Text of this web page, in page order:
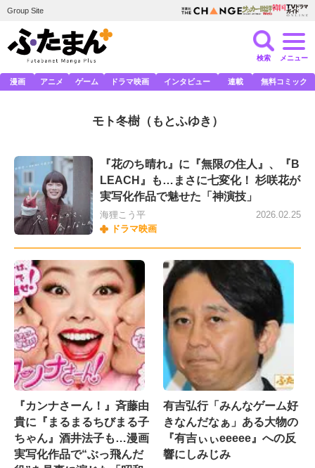
Group Site
検索 メニュー
漫画 アニメ ゲーム ドラマ映画 インタビュー 連載 無料コミック
モト冬樹（もとふゆき）
『花のち晴れ』に『無限の住人』、『B
LEACH』も…まさに七変化！ 杉咲花が
実写化作品で魅せた「神演技」
海狸こう平
ドラマ映画
2026.02.25
『カンナさーん！』斉藤由
貴に『まるまるちびまる子
ちゃん』酒井法子も…漫画
実写化作品で“ぶっ飛んだ
有吉弘行「みんなゲーム好
きなんだなぁ」ある大物の
『有吉ぃぃeeeee』への反
響にしみじみ